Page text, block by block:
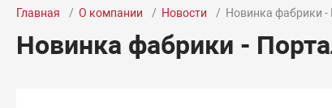
Главная О компании Новости Новинка фабрики
Новинка фабрики -